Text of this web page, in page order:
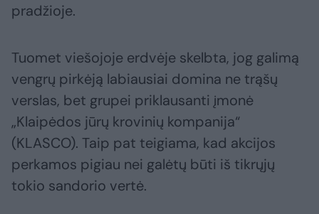
pradžioje.
Tuomet viešojoje erdvėje skelbta, jog galimą
vengrų pirkėją labiausiai domina ne trąšų
verslas, bet grupei priklausanti įmonė
„Klaipėdos jūrų krovinių kompanija“
(KLASCO). Taip pat teigiama, kad akcijos
perkamos pigiau nei galėtų būti iš tikrųjų
tokio sandorio vertė.